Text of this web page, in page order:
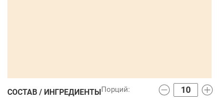
СОСТАВ / ИНГРЕДИЕНТЫ